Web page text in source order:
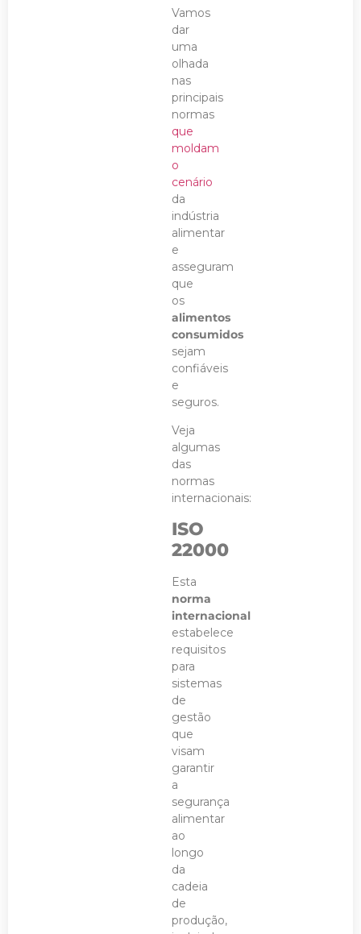
Vamos
dar
uma
olhada
nas
principais
normas
que
moldam
o
cenário
da
indústria
alimentar
e
asseguram
que
os
alimentos
consumidos
sejam
confiáveis
e
seguros.
Veja
algumas
das
normas
internacionais:
ISO
22000
Esta
norma
internacional
estabelece
requisitos
para
sistemas
de
gestão
que
visam
garantir
a
segurança
alimentar
ao
longo
da
cadeia
de
produção,